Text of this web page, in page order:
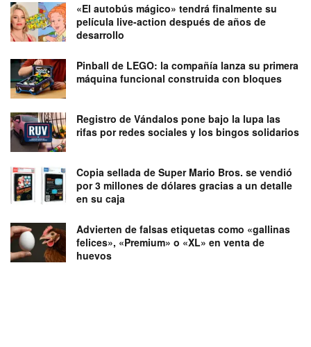
«El autobús mágico» tendrá finalmente su
película live-action después de años de
desarrollo
Pinball de LEGO: la compañía lanza su primera
máquina funcional construida con bloques
Registro de Vándalos pone bajo la lupa las
rifas por redes sociales y los bingos solidarios
Copia sellada de Super Mario Bros. se vendió
por 3 millones de dólares gracias a un detalle
en su caja
Advierten de falsas etiquetas como «gallinas
felices», «Premium» o «XL» en venta de
huevos